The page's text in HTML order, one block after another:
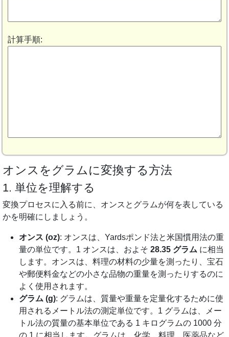
計算手順:
オンスをグラムに変換する方法
1. 単位を理解する
変換プロセスに入る前に、オンスとグラムが何を表している
かを明確にしましょう。
オンス (oz): オンスは、Yardsポンド法と米国慣用法の重
量の単位です。1 オンスは、およそ 28.35 グラム に相当
します。オンスは、料理の材料の少量を測ったり、宝石
や郵便料金などの小さな品物の重量を測ったりするのに
よく使用されます。
グラム (g): グラムは、質量や重量を定量化するために使
用されるメートル法の測定単位です。1 グラムは、メー
トル法の質量の基本単位である 1 キログラムの 1000 分
の 1 に相当します。グラムは、化学、料理、医薬品など